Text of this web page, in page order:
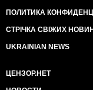
ПОЛИТИКА
СТРІЧКА СВІЖИХ НОВИН
UKRAINIAN NEWS
ЦЕНЗОР.НЕТ